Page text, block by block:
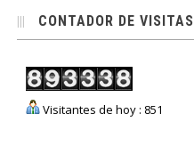
CONTADOR DE VISITAS
Visitantes de hoy : 851